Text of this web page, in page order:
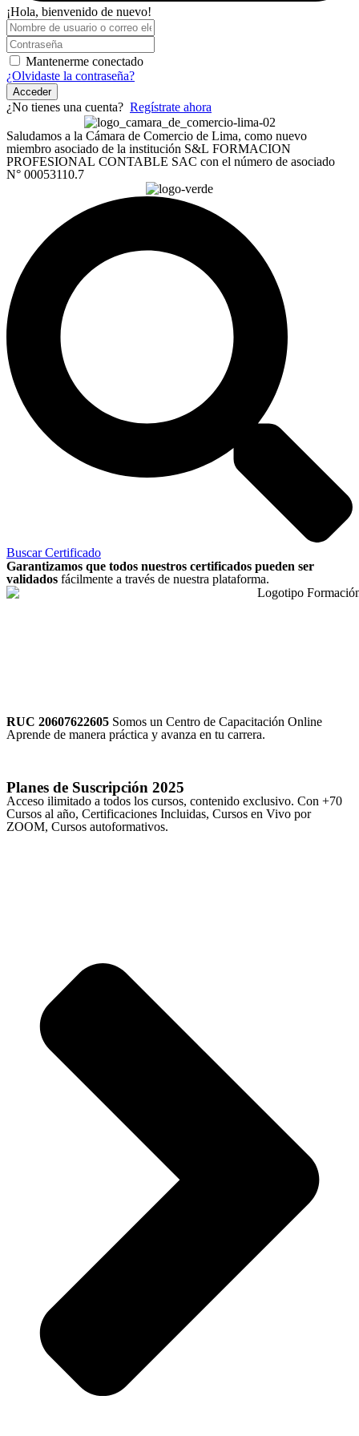
¡Hola, bienvenido de nuevo!
Mantenerme conectado
¿Olvidaste la contraseña?
Acceder
¿No tienes una cuenta? Regístrate ahora
Saludamos a la Cámara de Comercio de Lima, como nuevo
miembro asociado de la institución S&L FORMACION
PROFESIONAL CONTABLE SAC con el número de asociado
N° 00053110.7
Buscar Certificado
Garantizamos que todos nuestros certificados pueden ser
validados fácilmente a través de nuestra plataforma.
RUC 20607622605 Somos un Centro de Capacitación Online
Aprende de manera práctica y avanza en tu carrera.
Planes de Suscripción 2025
Acceso ilimitado a todos los cursos, contenido exclusivo. Con +70
Cursos al año, Certificaciones Incluidas, Cursos en Vivo por
ZOOM, Cursos autoformativos.